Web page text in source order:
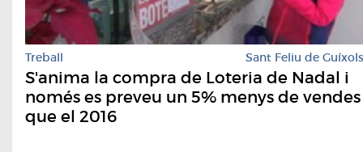
Treball Sant Feliu de Guíxols
S'anima la compra de Loteria de Nadal i
només es preveu un 5% menys de vendes
que el 2016